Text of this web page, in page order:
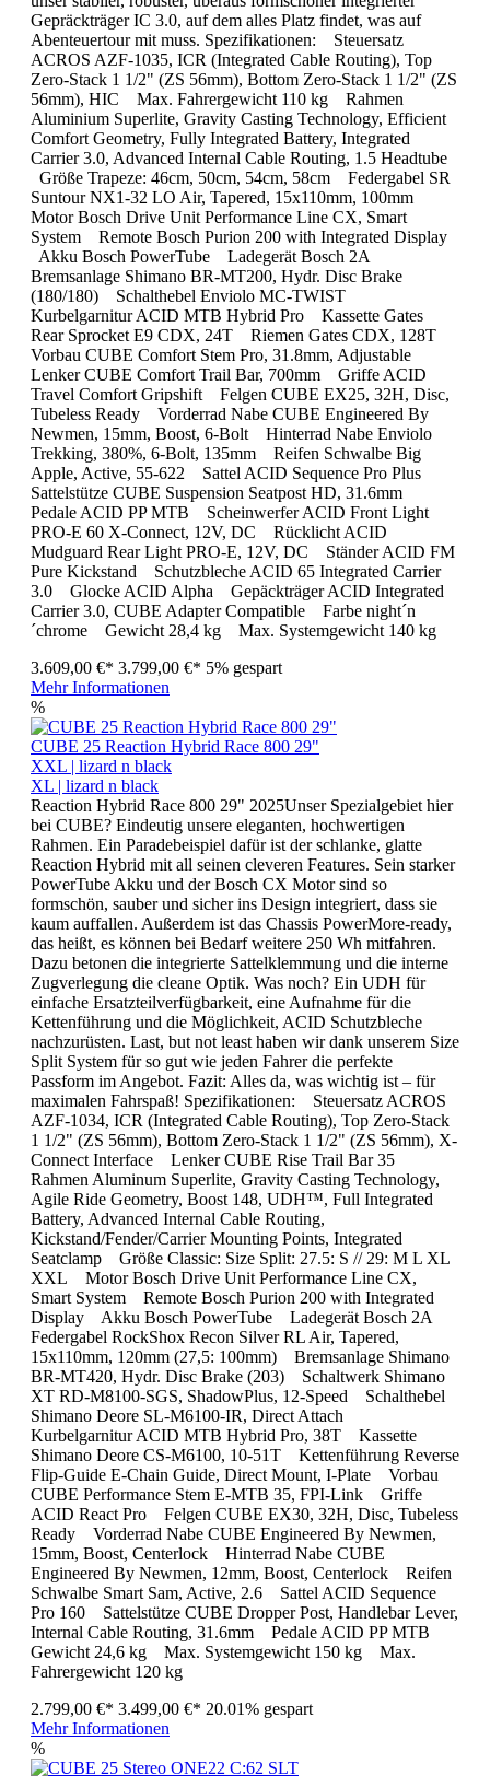
Gepräckträger IC 3.0, auf dem alles Platz findet, was auf
Abenteuertour mit muss. Spezifikationen: Steuersatz
ACROS AZF-1035, ICR (Integrated Cable Routing), Top
Zero-Stack 1 1/2" (ZS 56mm), Bottom Zero-Stack 1 1/2" (ZS
56mm), HIC Max. Fahrergewicht 110 kg Rahmen
Aluminium Superlite, Gravity Casting Technology, Efficient
Comfort Geometry, Fully Integrated Battery, Integrated
Carrier 3.0, Advanced Internal Cable Routing, 1.5 Headtube
Größe Trapeze: 46cm, 50cm, 54cm, 58cm Federgabel SR
Suntour NX1-32 LO Air, Tapered, 15x110mm, 100mm
Motor Bosch Drive Unit Performance Line CX, Smart
System Remote Bosch Purion 200 with Integrated Display
Akku Bosch PowerTube Ladegerät Bosch 2A
Bremsanlage Shimano BR-MT200, Hydr. Disc Brake
(180/180) Schalthebel Enviolo MC-TWIST
Kurbelgarnitur ACID MTB Hybrid Pro Kassette Gates
Rear Sprocket E9 CDX, 24T Riemen Gates CDX, 128T
Vorbau CUBE Comfort Stem Pro, 31.8mm, Adjustable
Lenker CUBE Comfort Trail Bar, 700mm Griffe ACID
Travel Comfort Gripshift Felgen CUBE EX25, 32H, Disc,
Tubeless Ready Vorderrad Nabe CUBE Engineered By
Newmen, 15mm, Boost, 6-Bolt Hinterrad Nabe Enviolo
Trekking, 380%, 6-Bolt, 135mm Reifen Schwalbe Big
Apple, Active, 55-622 Sattel ACID Sequence Pro Plus
Sattelstütze CUBE Suspension Seatpost HD, 31.6mm
Pedale ACID PP MTB Scheinwerfer ACID Front Light
PRO-E 60 X-Connect, 12V, DC Rücklicht ACID
Mudguard Rear Light PRO-E, 12V, DC Ständer ACID FM
Pure Kickstand Schutzbleche ACID 65 Integrated Carrier
3.0 Glocke ACID Alpha Gepäckträger ACID Integrated
Carrier 3.0, CUBE Adapter Compatible Farbe night´n
´chrome Gewicht 28,4 kg Max. Systemgewicht 140 kg
3.609,00 €* 3.799,00 €* 5% gespart
Mehr Informationen
%
CUBE 25 Reaction Hybrid Race 800 29"
XXL | lizard n black
XL | lizard n black
Reaction Hybrid Race 800 29" 2025Unser Spezialgebiet hier
bei CUBE? Eindeutig unsere eleganten, hochwertigen
Rahmen. Ein Paradebeispiel dafür ist der schlanke, glatte
Reaction Hybrid mit all seinen cleveren Features. Sein starker
PowerTube Akku und der Bosch CX Motor sind so
formschön, sauber und sicher ins Design integriert, dass sie
kaum auffallen. Außerdem ist das Chassis PowerMore-ready,
das heißt, es können bei Bedarf weitere 250 Wh mitfahren.
Dazu betonen die integrierte Sattelklemmung und die interne
Zugverlegung die cleane Optik. Was noch? Ein UDH für
einfache Ersatzteilverfügbarkeit, eine Aufnahme für die
Kettenführung und die Möglichkeit, ACID Schutzbleche
nachzurüsten. Last, but not least haben wir dank unserem Size
Split System für so gut wie jeden Fahrer die perfekte
Passform im Angebot. Fazit: Alles da, was wichtig ist – für
maximalen Fahrspaß! Spezifikationen: Steuersatz ACROS
AZF-1034, ICR (Integrated Cable Routing), Top Zero-Stack
1 1/2" (ZS 56mm), Bottom Zero-Stack 1 1/2" (ZS 56mm), X-
Connect Interface Lenker CUBE Rise Trail Bar 35
Rahmen Aluminum Superlite, Gravity Casting Technology,
Agile Ride Geometry, Boost 148, UDH™, Full Integrated
Battery, Advanced Internal Cable Routing,
Kickstand/Fender/Carrier Mounting Points, Integrated
Seatclamp Größe Classic: Size Split: 27.5: S // 29: M L XL
XXL Motor Bosch Drive Unit Performance Line CX,
Smart System Remote Bosch Purion 200 with Integrated
Display Akku Bosch PowerTube Ladegerät Bosch 2A
Federgabel RockShox Recon Silver RL Air, Tapered,
15x110mm, 120mm (27,5: 100mm) Bremsanlage Shimano
BR-MT420, Hydr. Disc Brake (203) Schaltwerk Shimano
XT RD-M8100-SGS, ShadowPlus, 12-Speed Schalthebel
Shimano Deore SL-M6100-IR, Direct Attach
Kurbelgarnitur ACID MTB Hybrid Pro, 38T Kassette
Shimano Deore CS-M6100, 10-51T Kettenführung Reverse
Flip-Guide E-Chain Guide, Direct Mount, I-Plate Vorbau
CUBE Performance Stem E-MTB 35, FPI-Link Griffe
ACID React Pro Felgen CUBE EX30, 32H, Disc, Tubeless
Ready Vorderrad Nabe CUBE Engineered By Newmen,
15mm, Boost, Centerlock Hinterrad Nabe CUBE
Engineered By Newmen, 12mm, Boost, Centerlock Reifen
Schwalbe Smart Sam, Active, 2.6 Sattel ACID Sequence
Pro 160 Sattelstütze CUBE Dropper Post, Handlebar Lever,
Internal Cable Routing, 31.6mm Pedale ACID PP MTB
Gewicht 24,6 kg Max. Systemgewicht 150 kg Max.
Fahrergewicht 120 kg
2.799,00 €* 3.499,00 €* 20.01% gespart
Mehr Informationen
%